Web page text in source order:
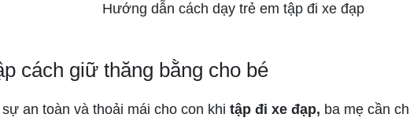
Hướng dẫn cách dạy trẻ em tập đi xe đạp
cách giữ thăng bằng cho bé
an toàn và thoải mái cho con khi tập đi xe đạp, ba mẹ cần